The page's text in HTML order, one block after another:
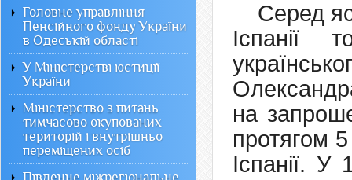
Серед
Іспанії
на
протягом
Іспанії.
Головне управління
Пенсійного фонду України
в Одеській області
У Міністерстві юстиції
України
Міністерство з питань
тимчасово окупованих
територій і внутрішньо
переміщених осіб